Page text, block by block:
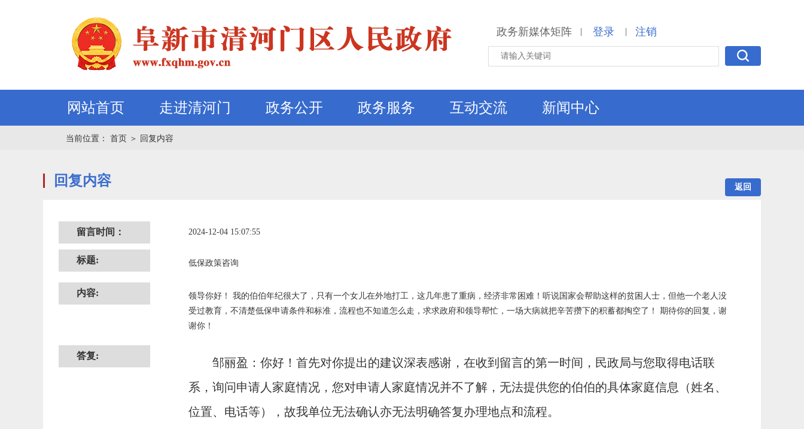
政务新媒体矩阵 | 登录 | 注销
网站首页 走进清河门 政务公开 政务服务 互动交流 新闻中心
当前位置： 首页 ＞ 回复内容
回复内容 返回
留言时间：
标题: 低保政策咨询
内容:
领导你好！ 我的伯伯年纪很大了，只有一个女儿在外地打工，这几年患了重病，经济非常困难！听说国家会帮助这样的贫困人士，但他一个老人没
受过教育，不清楚低保申请条件和标准，流程也不知道怎么走，求求政府和领导帮忙，一场大病就把辛苦攒下的积蓄都掏空了！ 期待你的回复，谢
谢你！
答复:
邹丽盈 ： 你好！首先对你提出的建议深表感谢 ，在收到留言的第一时间， 民政局与您取得电话联
系， 询问申请人家庭情况，您对申请人家庭情况并不了解，无法提供您的伯伯的具体家庭信息（姓名、
位置、电话等），故我单位无法确认亦无法明确答复办理地点和流程。